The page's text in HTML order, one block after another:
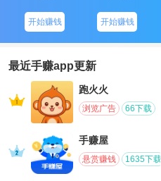
开始赚钱 开始赚钱
最近手赚app更新
跑火火
浏览广告 66下载
手赚屋
悬赏赚钱 1635下载